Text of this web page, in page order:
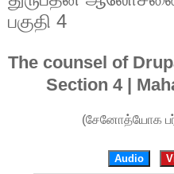
பகுதி 4
The counsel of
Section 4 |
(சேனோத்யோக
Audio